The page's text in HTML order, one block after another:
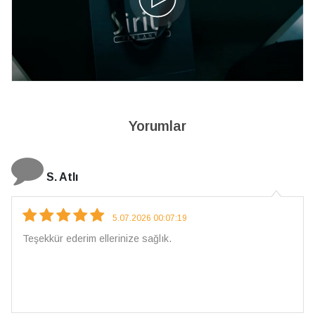
Yorumlar
S. Atlı
5.07.2026 00:07:19
Teşekkür ederim ellerinize sağlık.